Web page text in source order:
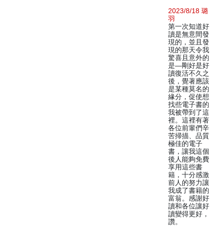
2023/8/18 璐
羽
第一次知道好
讀是無意間發
現的，並且發
現的那天令我
驚喜且意外的
是—剛好是好
讀復活不久之
後，覺著應該
是某種莫名的
緣分，促使想
找些電子書的
我被帶到了這
裡。這裡有著
各位前輩們辛
苦掃描、品質
極佳的電子
書，讓我這個
後人能夠免費
享用這些書
籍，十分感激
前人的努力讓
我成了書籍的
富翁。感謝好
讀和各位讓好
讀變得更好，
讚。